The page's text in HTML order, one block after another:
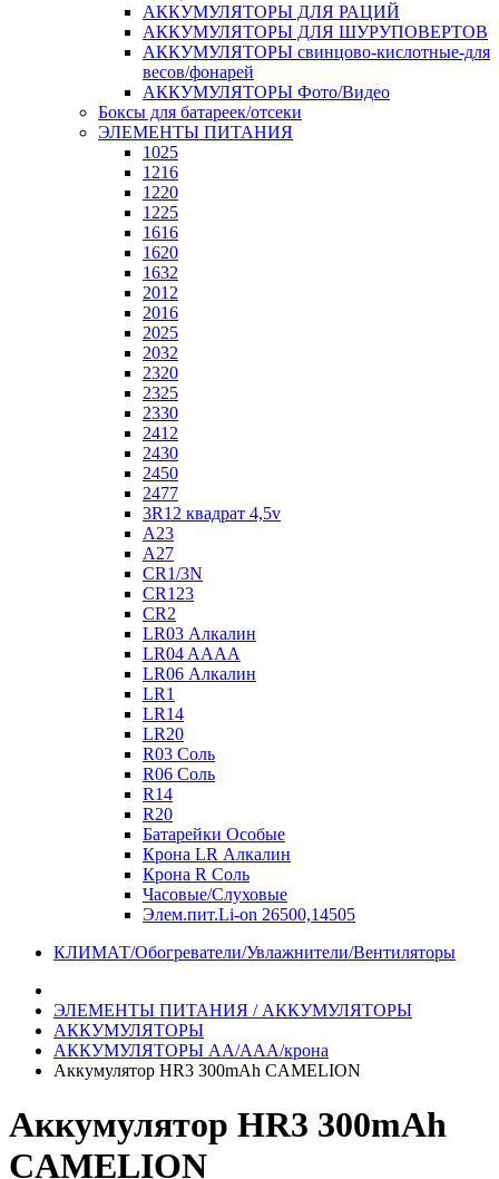
АККУМУЛЯТОРЫ ДЛЯ РАЦИЙ
АККУМУЛЯТОРЫ ДЛЯ ШУРУПОВЕРТОВ
АККУМУЛЯТОРЫ свинцово-кислотные-для
весов/фонарей
АККУМУЛЯТОРЫ Фото/Видео
Боксы для батареек/отсеки
ЭЛЕМЕНТЫ ПИТАНИЯ
1025
1216
1220
1225
1616
1620
1632
2012
2016
2025
2032
2320
2325
2330
2412
2430
2450
2477
3R12 квадрат 4,5v
A23
A27
CR1/3N
CR123
CR2
LR03 Алкалин
LR04 AAAA
LR06 Алкалин
LR1
LR14
LR20
R03 Соль
R06 Соль
R14
R20
Батарейки Особые
Крона LR Алкалин
Крона R Соль
Часовые/Слуховые
Элем.пит.Li-on 26500,14505
КЛИМАТ/Обогреватели/Увлажнители/Вентиляторы
ЭЛЕМЕНТЫ ПИТАНИЯ / АККУМУЛЯТОРЫ
АККУМУЛЯТОРЫ
АККУМУЛЯТОРЫ АА/ААА/крона
Аккумулятор HR3 300mAh CAMELION
Аккумулятор HR3 300mAh
CAMELION